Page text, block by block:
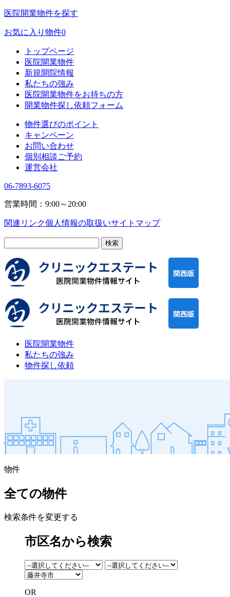
医院開業物件を探す
お気に入り物件0
トップページ
医院開業物件
新規開院情報
私たちの強み
医院開業物件をお持ちの方
開業物件探し依頼フォーム
物件選びのポイント
キャンペーン
お問い合わせ
個別相談ご予約
運営会社
06-7893-6075
営業時間：9:00～20:00
関連リンク個人情報の取扱いサイトマップ
医院開業物件
私たちの強み
物件探し依頼
物件
全ての物件
検索条件を変更する
市区名から検索
OR